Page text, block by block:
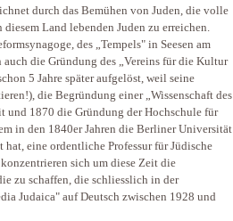
durch das Bemühen von Juden, die volle
Land lebenden Juden zu erreichen.
des „Tempels" in Seesen am
auch die Gründung des „Vereins für die Kultur
5 Jahre später aufgelöst, weil seine
die Begründung einer „Wissenschaft des
und 1870 die Gründung der Hochschule für
in den 1840er Jahren die Berliner Universität
eine ordentliche Professur für Jüdische
sich um diese Zeit die
zu schaffen, die schliesslich in der
Judaica" auf Deutsch zwischen 1928 und